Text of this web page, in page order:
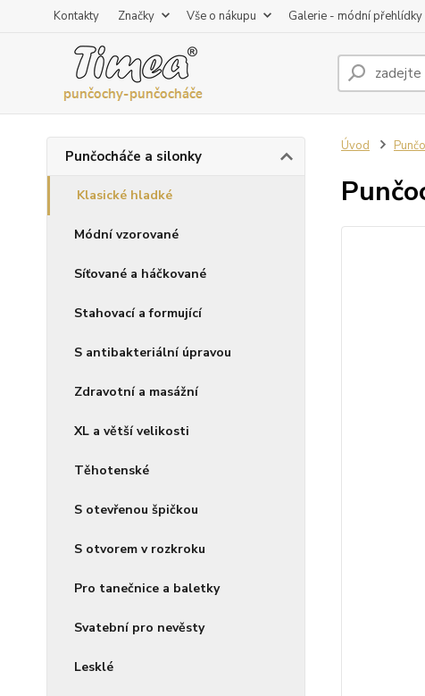
Kontakty Značky Vše o nákupu Galerie - módní přehlídky
Punčocháče a silonky
Klasické hladké
Módní vzorované
Síťované a háčkované
Stahovací a formující
S antibakteriální úpravou
Zdravotní a masážní
XL a větší velikosti
Těhotenské
S otevřenou špičkou
S otvorem v rozkroku
Pro tanečnice a baletky
Svatební pro nevěsty
Lesklé
Úvod